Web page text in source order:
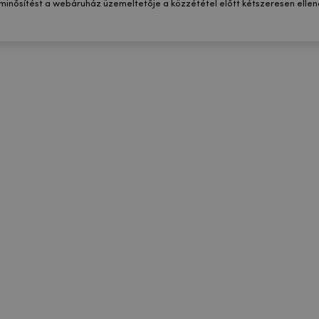
a webáruház üzemeltetője a közzététel előtt kétszeresen